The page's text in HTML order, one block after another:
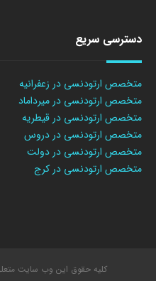
دسترسی سریع
متخصص ارتودنسی در زعفرانیه
متخصص ارتودنسی در میرداماد
متخصص ارتودنسی در قیطریه
متخصص ارتودنسی در دروس
متخصص ارتودنسی در دولت
متخصص ارتودنسی در کرج
کلیه حقوق این وب سایت